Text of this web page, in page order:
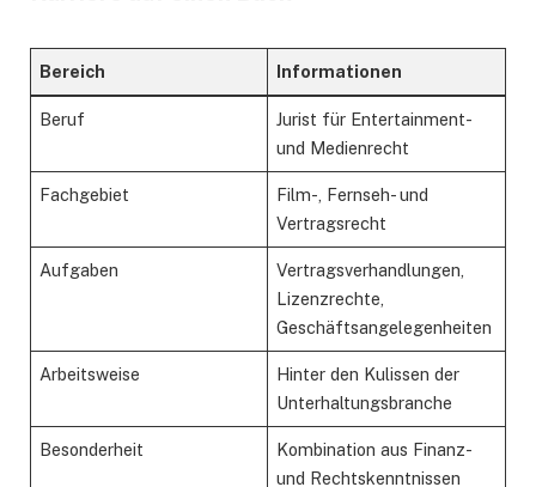
Bereich Informationen
Beruf
Jurist für Entertainment-
und Medienrecht
Fachgebiet
Film-, Fernseh- und
Vertragsrecht
Aufgaben
Vertragsverhandlungen,
Lizenzrechte,
Geschäftsangelegenheiten
Arbeitsweise
Hinter den Kulissen der
Unterhaltungsbranche
Besonderheit
Kombination aus Finanz-
und Rechtskenntnissen